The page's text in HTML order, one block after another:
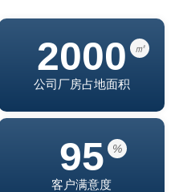
2000 ㎡
公司厂房占地面积
95 %
客户满意度